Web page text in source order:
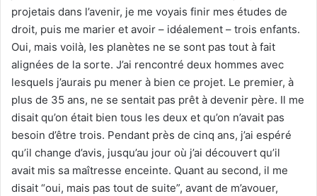
projetais dans l’avenir, je me voyais finir mes études de
droit, puis me marier et avoir – idéalement – trois enfants.
Oui, mais voilà, les planètes ne se sont pas tout à fait
alignées de la sorte. J’ai rencontré deux hommes avec
lesquels j’aurais pu mener à bien ce projet. Le premier, à
plus de 35 ans, ne se sentait pas prêt à devenir père. Il me
disait qu’on était bien tous les deux et qu’on n’avait pas
besoin d’être trois. Pendant près de cinq ans, j’ai espéré
qu’il change d’avis, jusqu’au jour où j’ai découvert qu’il
avait mis sa maîtresse enceinte. Quant au second, il me
disait “oui, mais pas tout de suite”, avant de m’avouer,